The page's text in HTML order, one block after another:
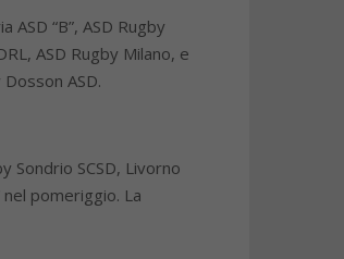
ASD “B”, ASD Rugby
ASD Rugby Milano, e
ASD.
Sondrio SCSD, Livorno
nel pomeriggio. La